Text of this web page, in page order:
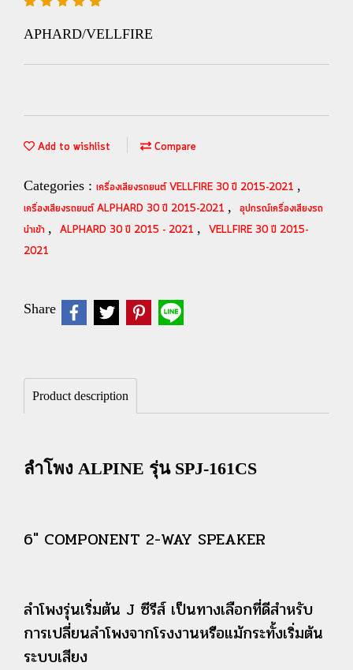
APHARD/VELLFIRE
Add to wishlist Compare
Categories : เครื่องเสียงรถยนต์ VELLFIRE 30 ปี 2015-2021 ,
เครื่องเสียงรถยนต์ ALPHARD 30 ปี 2015-2021 , อุปกรณ์เครื่องเสียงรถ
นำเข้า , ALPHARD 30 ปี 2015 - 2021 , VELLFIRE 30 ปี 2015-
2021
Share
Product description
ลำโพง ALPINE รุ่น SPJ-161CS
6" COMPONENT 2-WAY SPEAKER
ลำโพงรุ่นเริ่มต้น J ซีรีส์ เป็นทางเลือกที่ดีสำหรับ
การเปลี่ยนลำโพงจากโรงงานหรือแม้กระทั้งเริ่มต้น
ระบบเสียง